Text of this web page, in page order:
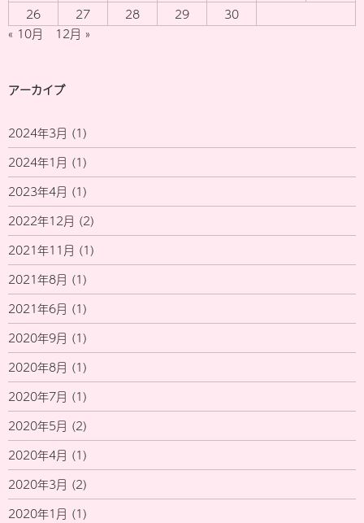
26
27 28 29
30
« 10月
12月 »
アーカイブ
2024年3月 (1)
2024年1月 (1)
2023年4月 (1)
2022年12月 (2)
2021年11月 (1)
2021年8月 (1)
2021年6月 (1)
2020年9月 (1)
2020年8月 (1)
2020年7月 (1)
2020年5月 (2)
2020年4月 (1)
2020年3月 (2)
2020年1月 (1)